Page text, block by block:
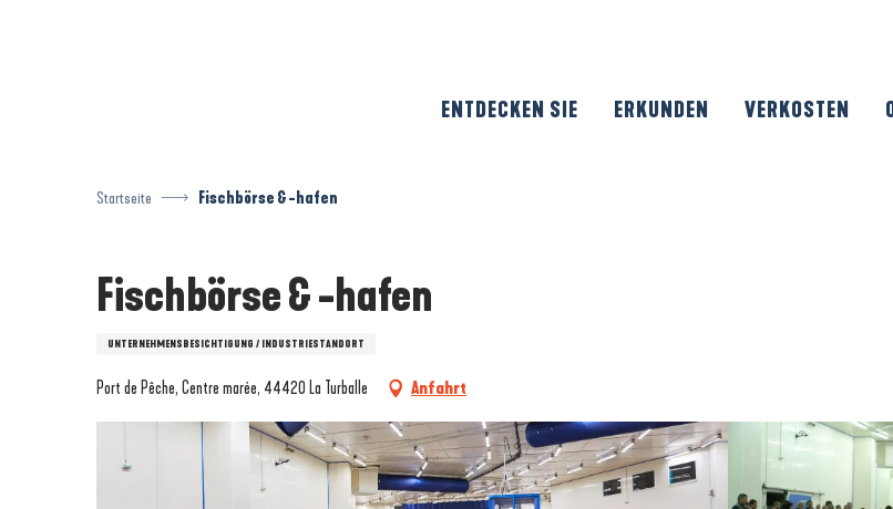
ENTDECKEN SIE ERKUNDEN VERKOSTEN
Startseite Fischbörse & -hafen
Fischbörse & -hafen
UNTERNEHMENSBESICHTIGUNG / INDUSTRIESTANDORT
Port de Pêche, Centre marée, 44420 La Turballe Anfahrt